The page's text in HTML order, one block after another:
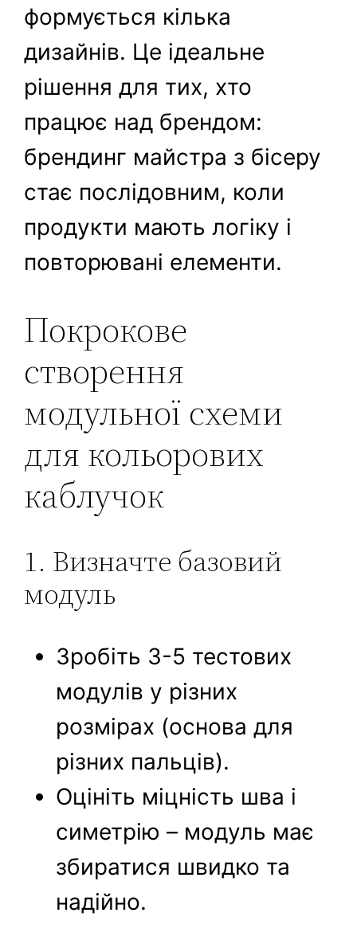
формується кілька
дизайнів. Це ідеальне
рішення для тих, хто
працює над брендом:
брендинг майстра з бісеру
стає послідовним, коли
продукти мають логіку і
повторювані елементи.
Покрокове
створення
модульної схеми
для кольорових
каблучок
1. Визначте базовий
модуль
Зробіть 3-5 тестових
модулів у різних
розмірах (основа для
різних пальців).
Оцініть міцність шва і
симетрію – модуль має
збиратися швидко та
надійно.